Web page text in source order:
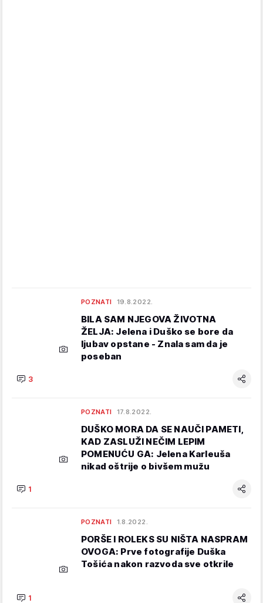
POZNATI 19.8.2022.
BILA SAM NJEGOVA ŽIVOTNA
ŽELJA: Jelena i Duško se bore da
ljubav opstane - Znala sam da je
poseban
3
POZNATI 17.8.2022.
DUŠKO MORA DA SE NAUČI PAMETI,
KAD ZASLUŽI NEČIM LEPIM
POMENUĆU GA: Jelena Karleuša
nikad oštrije o bivšem mužu
1
POZNATI 1.8.2022.
PORŠE I ROLEKS SU NIŠTA NASPRAM
OVOGA: Prve fotografije Duška
Tošića nakon razvoda sve otkrile
1